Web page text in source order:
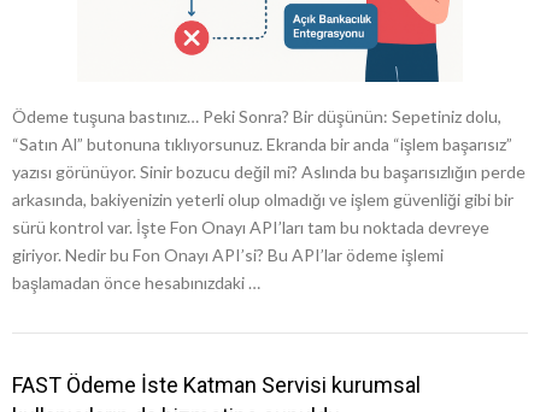
Ödeme tuşuna bastınız… Peki Sonra? Bir düşünün: Sepetiniz dolu,
“Satın Al” butonuna tıklıyorsunuz. Ekranda bir anda “işlem başarısız”
yazısı görünüyor. Sinir bozucu değil mi? Aslında bu başarısızlığın perde
arkasında, bakiyenizin yeterli olup olmadığı ve işlem güvenliği gibi bir
sürü kontrol var. İşte Fon Onayı API’ları tam bu noktada devreye
giriyor. Nedir bu Fon Onayı API’si? Bu API’lar ödeme işlemi
başlamadan önce hesabınızdaki …
FAST Ödeme İste Katman Servisi kurumsal